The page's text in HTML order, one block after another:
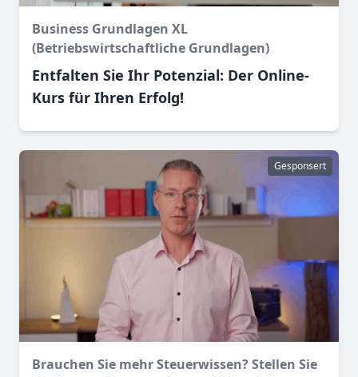
Business Grundlagen XL
(Betriebswirtschaftliche Grundlagen)
Entfalten Sie Ihr Potenzial: Der Online-
Kurs für Ihren Erfolg!
Gesponsert
Brauchen Sie mehr Steuerwissen? Stellen Sie